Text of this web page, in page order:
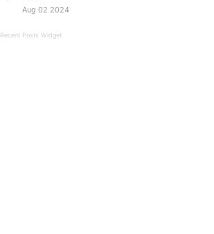
Aug 02 2024
Recent Posts Widget